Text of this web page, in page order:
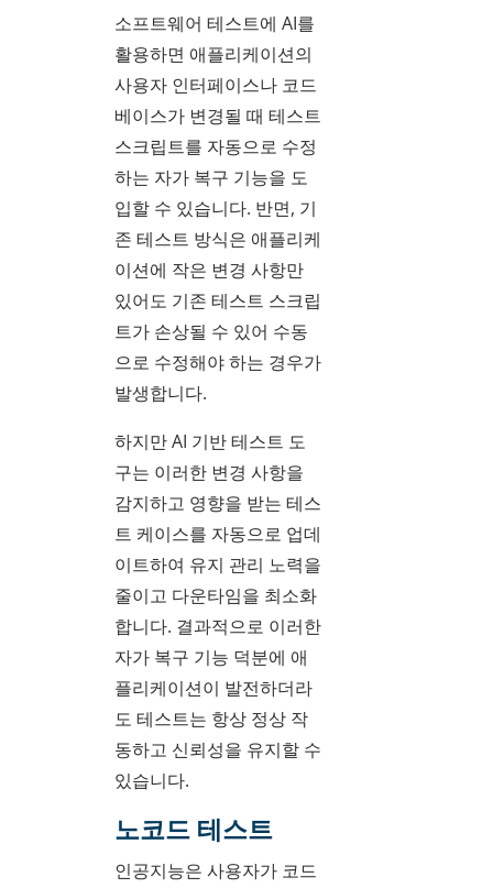
소프트웨어 테스트에 AI를
활용하면 애플리케이션의
사용자 인터페이스나 코드
베이스가 변경될 때 테스트
스크립트를 자동으로 수정
하는 자가 복구 기능을 도
입할 수 있습니다. 반면, 기
존 테스트 방식은 애플리케
이션에 작은 변경 사항만
있어도 기존 테스트 스크립
트가 손상될 수 있어 수동
으로 수정해야 하는 경우가
발생합니다.
하지만 AI 기반 테스트 도
구는 이러한 변경 사항을
감지하고 영향을 받는 테스
트 케이스를 자동으로 업데
이트하여 유지 관리 노력을
줄이고 다운타임을 최소화
합니다. 결과적으로 이러한
자가 복구 기능 덕분에 애
플리케이션이 발전하더라
도 테스트는 항상 정상 작
동하고 신뢰성을 유지할 수
있습니다.
노코드 테스트
인공지능은 사용자가 코드